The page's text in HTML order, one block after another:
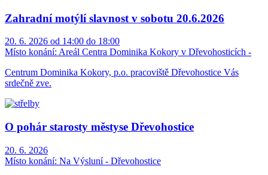
Zahradní motýlí slavnost v sobotu 20.6.2026
20. 6. 2026 od 14:00 do 18:00
Místo konání: Areál Centra Dominika Kokory v Dřevohosticích -
Centrum Dominika Kokory, p.o. pracoviště Dřevohostice Vás
srdečně zve.
O pohár starosty městyse Dřevohostice
20. 6. 2026
Místo konání: Na Výsluní - Dřevohostice